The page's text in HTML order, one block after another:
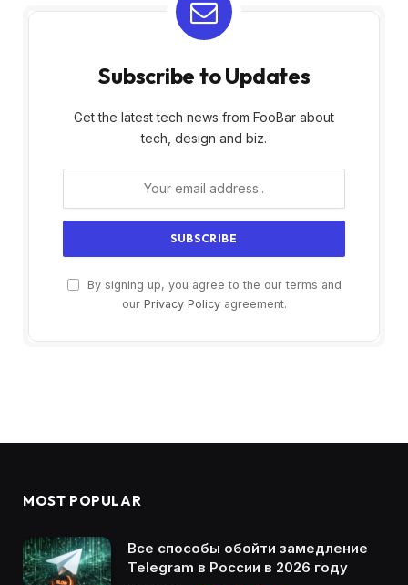
Subscribe to Updates
Get the latest tech news from FooBar about
tech, design and biz.
By signing up, you agree to the our terms and
our Privacy Policyagreement.
MOST POPULAR
Все способы обойти замедление
Telegram в России в 2026 году